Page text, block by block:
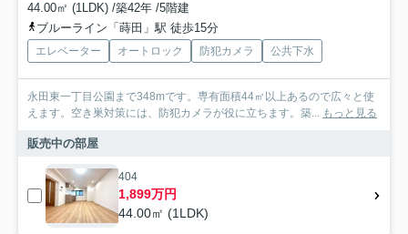
44.00㎡ (1LDK) /築42年 /5階建
ブルーライン「蒔田」駅 徒歩15分
エレベーター オートロック 防犯カメラ 公共下水
永田東一丁目公園まで348mです。専有面積44㎡以上あるので広々と使
えます。空き巣対策には、防犯カメラが役に立ちます。築... もっと見る
販売中の部屋
404
1,899万円
44.00㎡ (1LDK)